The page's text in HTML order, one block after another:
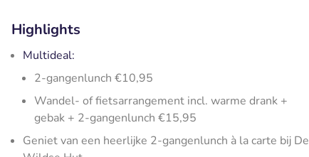
Highlights
Multideal:
2-gangenlunch €10,95
Wandel- of fietsarrangement incl. warme drank +
gebak + 2-gangenlunch €15,95
Geniet van een heerlijke 2-gangenlunch à la carte bij De